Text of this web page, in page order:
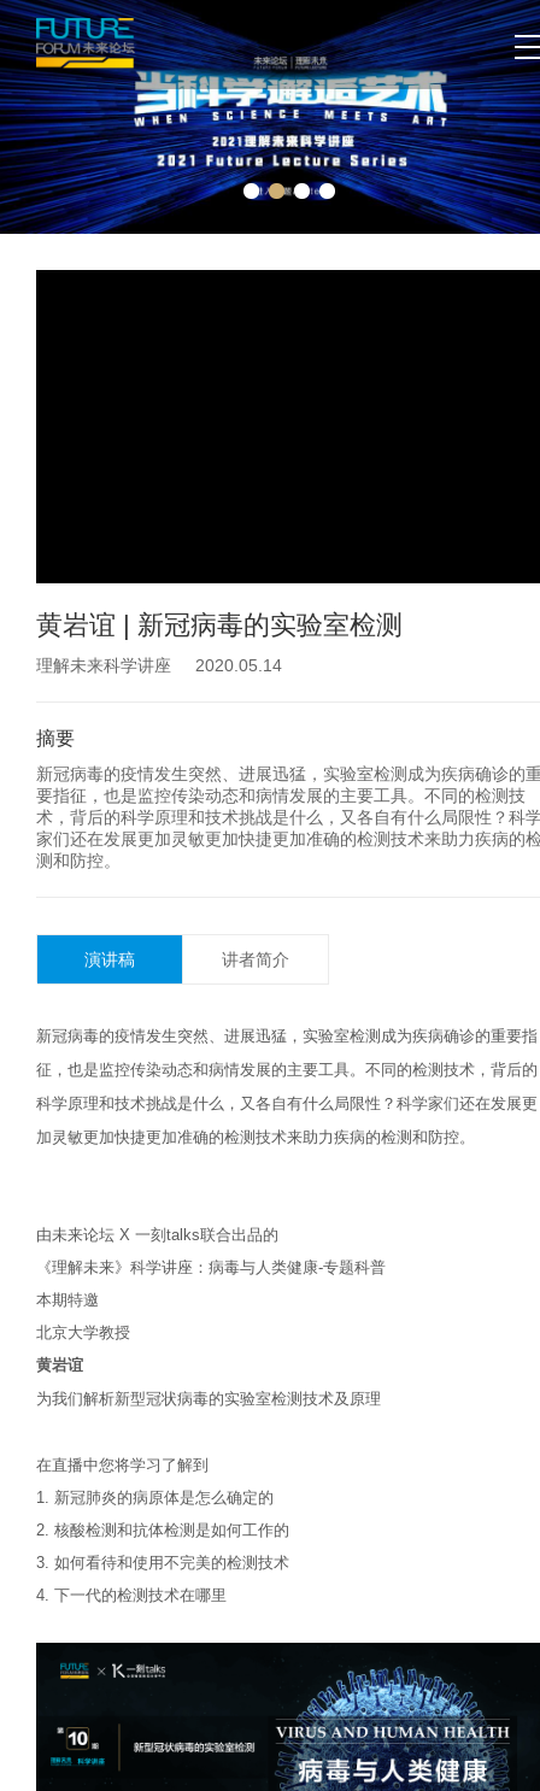
黄岩谊 | 新冠病毒的实验室检测
理解未来科学讲座 2020.05.14
摘要
新冠病毒的疫情发生突然、进展迅猛，实验室检测成为疾病确诊的
要指征，也是监控传染动态和病情发展的主要工具。不同的检测技
术，背后的科学原理和技术挑战是什么，又各自有什么局限性？科
家们还在发展更加灵敏更加快捷更加准确的检测技术来助力疾病的
测和防控。
演讲稿 讲者简介
新冠病毒的疫情发生突然、进展迅猛，实验室检测成为疾病确诊的重要指
征，也是监控传染动态和病情发展的主要工具。不同的检测技术，背后的
科学原理和技术挑战是什么，又各自有什么局限性？科学家们还在发展更
加灵敏更加快捷更加准确的检测技术来助力疾病的检测和防控。
由未来论坛 X 一刻talks联合出品的
《理解未来》科学讲座：病毒与人类健康-专题科普
本期特邀
北京大学教授
黄岩谊
为我们解析新型冠状病毒的实验室检测技术及原理
在直播中您将学习了解到
1. 新冠肺炎的病原体是怎么确定的
2. 核酸检测和抗体检测是如何工作的
3. 如何看待和使用不完美的检测技术
4. 下一代的检测技术在哪里